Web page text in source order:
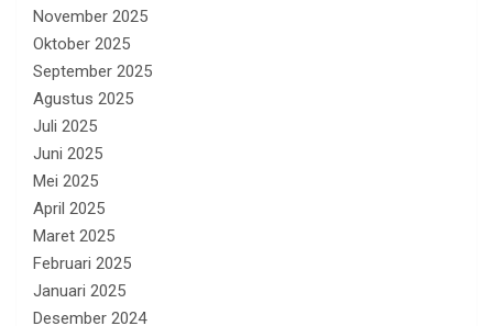
November 2025
Oktober 2025
September 2025
Agustus 2025
Juli 2025
Juni 2025
Mei 2025
April 2025
Maret 2025
Februari 2025
Januari 2025
Desember 2024